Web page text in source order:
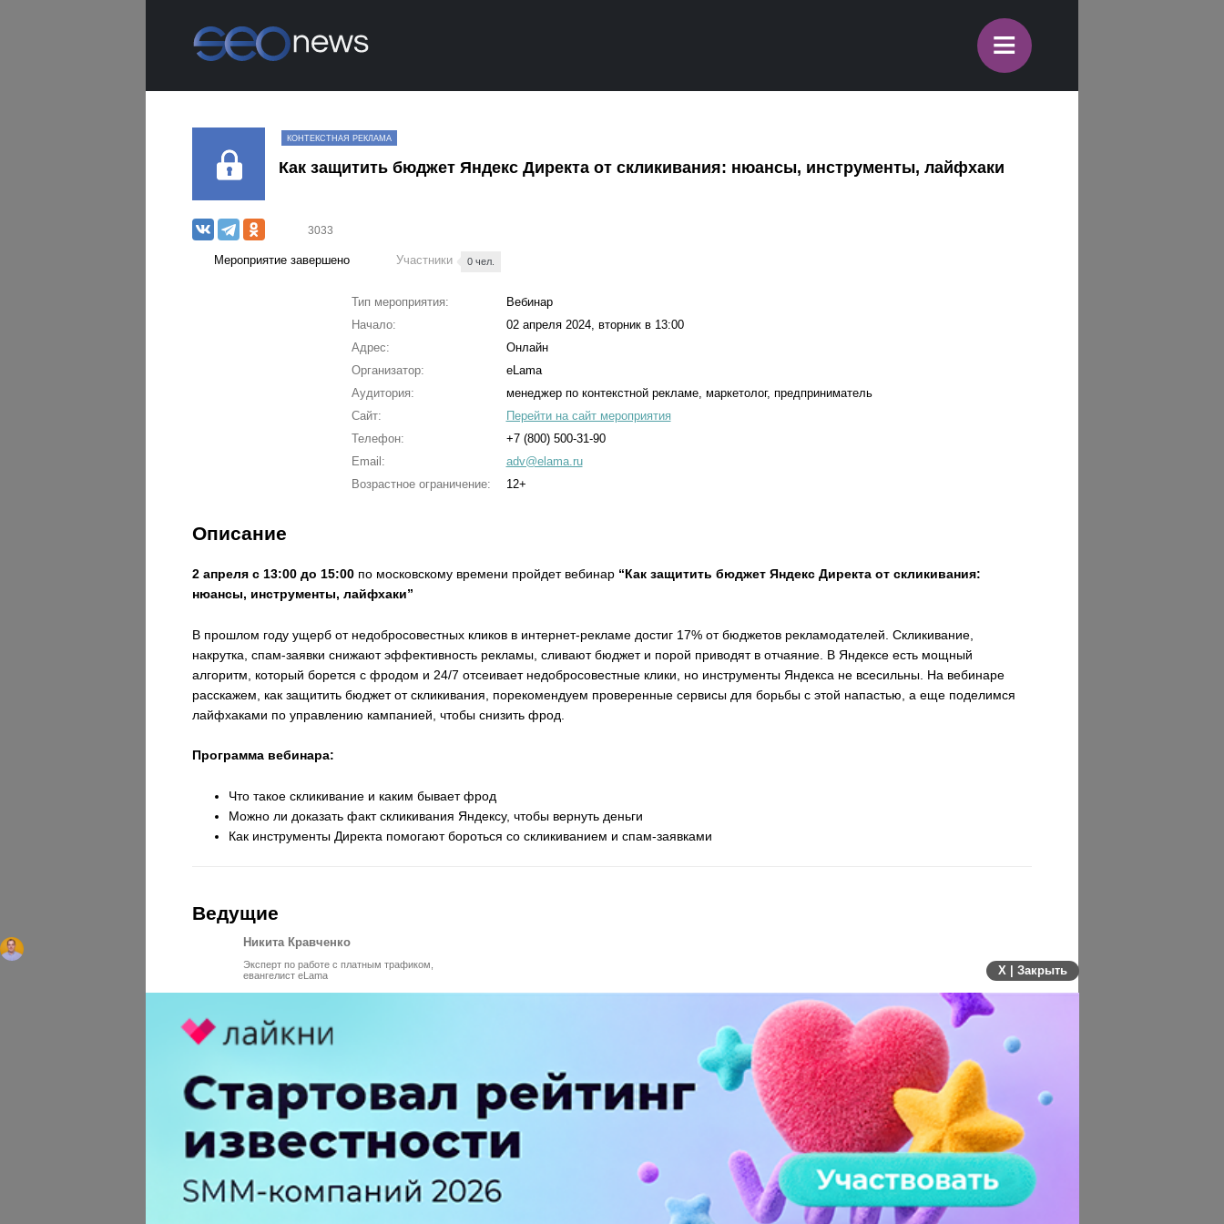
≡
КОНТЕКСТНАЯ РЕКЛАМА
Как защитить бюджет Яндекс Директа от скликивания: нюансы, инструменты, лайфхаки
3033
Мероприятие завершено Участники 0 чел.
Тип мероприятия:
Вебинар
Начало:
02 апреля 2024, вторник в 13:00
Адрес:
Онлайн
Организатор:
eLama
Аудитория:
менеджер по контекстной рекламе, маркетолог, предприниматель
Сайт:
Перейти на сайт мероприятия
Телефон:
+7 (800) 500-31-90
Email:
adv@elama.ru
Возрастное ограничение:
12+
Описание
2 апреля с 13:00 до 15:00 по московскому времени пройдет вебинар “Как защитить бюджет Яндекс Директа от скликивания:
нюансы, инструменты, лайфхаки”
В прошлом году ущерб от недобросовестных кликов в интернет-рекламе достиг 17% от бюджетов рекламодателей. Скликивание,
накрутка, спам-заявки снижают эффективность рекламы, сливают бюджет и порой приводят в отчаяние. В Яндексе есть мощный
алгоритм, который борется с фродом и 24/7 отсеивает недобросовестные клики, но инструменты Яндекса не всесильны. На вебинаре
расскажем, как защитить бюджет от скликивания, порекомендуем проверенные сервисы для борьбы с этой напастью, а еще поделимся
лайфхаками по управлению кампанией, чтобы снизить фрод.
Программа вебинара:
Что такое скликивание и каким бывает фрод
Можно ли доказать факт скликивания Яндексу, чтобы вернуть деньги
Как инструменты Директа помогают бороться со скликиванием и спам-заявками
Ведущие
Никита Кравченко
Эксперт по работе с платным трафиком,
евангелист eLama
X | Закрыть
ПЕРЕЙТИ НА ПОЛНУЮ ВЕРСИЮ
© SEOnews.ru Все права защищены. 2026